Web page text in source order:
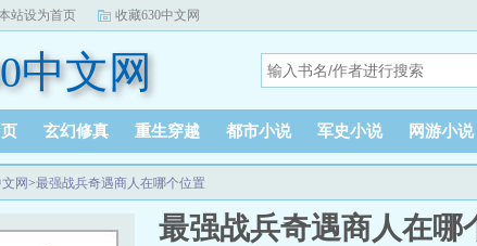
站设为首页 收藏630中文网
中文网
玄幻修真 重生穿越 都市小说 军史小说 网游小说
网>最强战兵奇遇商人在哪个位置
最强战兵奇遇商人在哪